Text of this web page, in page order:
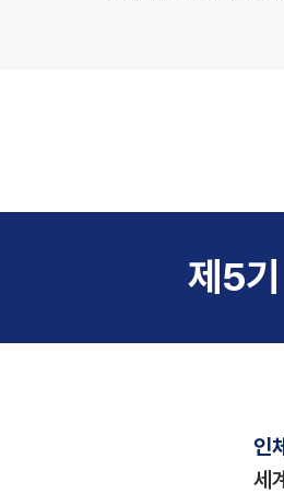
제5기
인
세